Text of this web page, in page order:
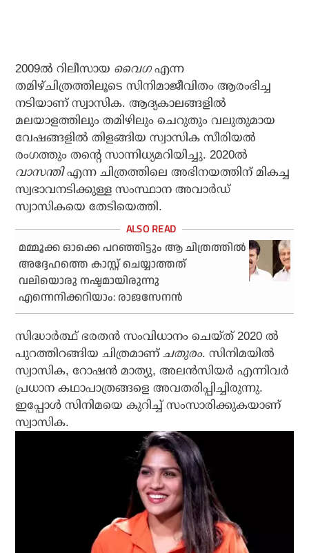
2009ല്‍ റിലീസായ വൈഗഎന്ന
തമിഴ്ചിത്രത്തിലൂടെ സിനിമാജീവിതം ആരംഭിച്ച
നടിയാണ് സ്വാസിക. ആദ്യകാലങ്ങളില്‍
മലയാളത്തിലും തമിഴിലും ചെറുതും വലുതുമായ
വേഷങ്ങളില്‍ തിളങ്ങിയ സ്വാസിക സീരിയല്‍
രംഗത്തും തന്റെ സാന്നിധ്യമറിയിച്ചു. 2020ല്‍
വാസന്തിഎന്ന ചിത്രത്തിലെ അഭിനയത്തിന് മികച്ച
സ്വഭാവനടിക്കുള്ള സംസ്ഥാന അവാര്‍ഡ്
സ്വാസികയെ തേടിയെത്തി.
മമ്മൂക്ക ഓക്കെ പറഞ്ഞിട്ടും ആ ചിത്രത്തില്‍
അദ്ദേഹത്തെ കാസ്റ്റ് ചെയ്യാത്തത്
വലിയൊരു നഷ്ടമായിരുന്നു
എന്നെനിക്കറിയാം: രാജസേനന്‍
സിദ്ധാര്‍ത്ഥ് ഭരതന്‍ സംവിധാനം ചെയ്ത് 2020 ല്‍
പുറത്തിറങ്ങിയ ചിത്രമാണ്ചതുരം. സിനിമയില്‍
സ്വാസിക, റോഷന്‍ മാത്യു, അലന്‍സിയര്‍ എന്നിവര്‍
പ്രധാന കഥാപാത്രങ്ങളെ അവതരിപ്പിച്ചിരുന്നു.
ഇപ്പോള്‍ സിനിമയെ കുറിച്ച് സംസാരിക്കുകയാണ്
സ്വാസിക.